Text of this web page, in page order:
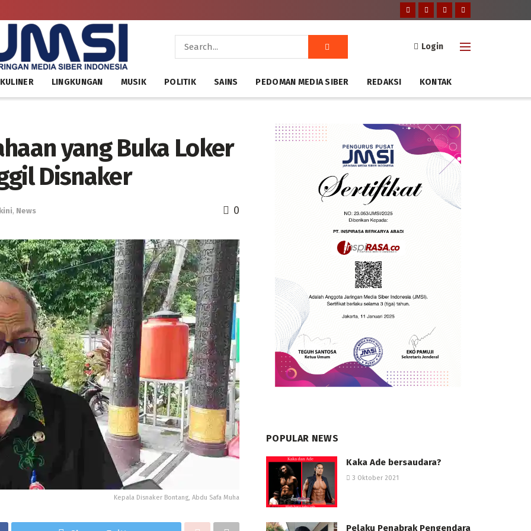
Login
KULINER LINGKUNGAN MUSIK POLITIK SAINS PEDOMAN MEDIA SIBER REDAKSI KONTAK
yang Buka Loker
Disnaker
, News 0
Kepala Disnaker Bontang, Abdu Safa Muha
POPULAR NEWS
Kaka Ade bersaudara?
3 Oktober 2021
Pelaku Penabrak Pengendara